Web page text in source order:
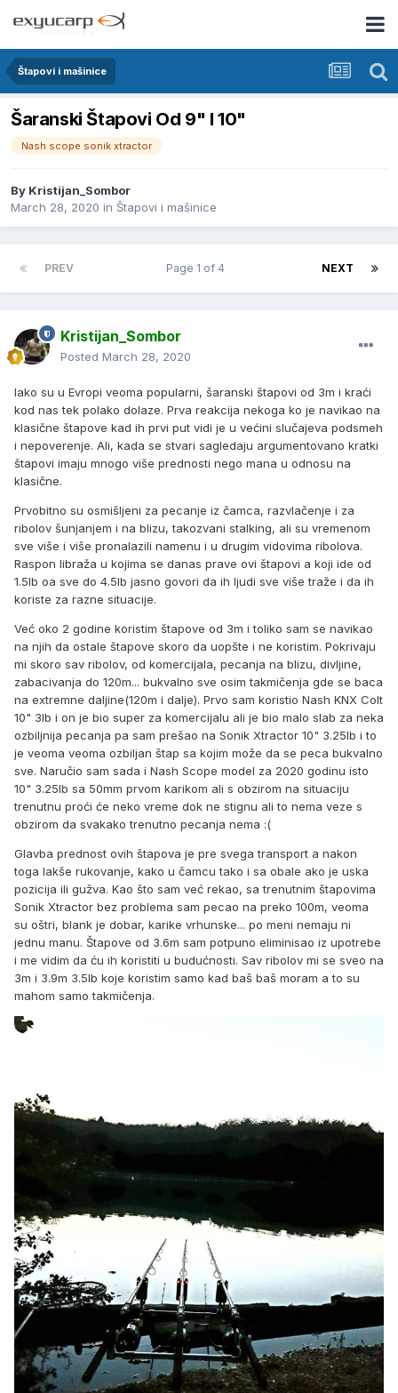
Štapovi i mašinice
Šaranski Štapovi Od 9" I 10"
Nash scope sonik xtractor
By Kristijan_Sombor
March 28, 2020 in Štapovi i mašinice
PREV NEXT
Page 1 of 4
Kristijan_Sombor
Posted March 28, 2020
Iako su u Evropi veoma popularni, šaranski štapovi od 3m i kraći
kod nas tek polako dolaze. Prva reakcija nekoga ko je navikao na
klasične štapove kad ih prvi put vidi je u većini slučajeva podsmeh
i nepoverenje. Ali, kada se stvari sagledaju argumentovano kratki
štapovi imaju mnogo više prednosti nego mana u odnosu na
klasične.
Prvobitno su osmišljeni za pecanje iz čamca, razvlačenje i za
ribolov šunjanjem i na blizu, takozvani stalking, ali su vremenom
sve više i više pronalazili namenu i u drugim vidovima ribolova.
Raspon libraža u kojima se danas prave ovi štapovi a koji ide od
1.5lb oa sve do 4.5lb jasno govori da ih ljudi sve više traže i da ih
koriste za razne situacije.
Već oko 2 godine koristim štapove od 3m i toliko sam se navikao
na njih da ostale štapove skoro da uopšte i ne koristim. Pokrivaju
mi skoro sav ribolov, od komercijala, pecanja na blizu, divljine,
zabacivanja do 120m... bukvalno sve osim takmičenja gde se baca
na extremne daljine(120m i dalje). Prvo sam koristio Nash KNX Colt
10" 3lb i on je bio super za komercijalu ali je bio malo slab za neka
ozbiljnija pecanja pa sam prešao na Sonik Xtractor 10" 3.25lb i to
je veoma veoma ozbiljan štap sa kojim može da se peca bukvalno
sve. Naručio sam sada i Nash Scope model za 2020 godinu isto
10" 3.25lb sa 50mm prvom karikom ali s obzirom na situaciju
trenutnu proći će neko vreme dok ne stignu ali to nema veze s
obzirom da svakako trenutno pecanja nema :(
Glavba prednost ovih štapova je pre svega transport a nakon
toga lakše rukovanje, kako u čamcu tako i sa obale ako je uska
pozicija ili gužva. Kao što sam već rekao, sa trenutnim štapovima
Sonik Xtractor bez problema sam pecao na preko 100m, veoma
su oštri, blank je dobar, karike vrhunske... po meni nemaju ni
jednu manu. Štapove od 3.6m sam potpuno eliminisao iz upotrebe
i me vidim da ću ih koristiti u budućnosti. Sav ribolov mi se sveo na
3m i 3.9m 3.5lb koje koristim samo kad baš baš moram a to su
mahom samo takmičenja.